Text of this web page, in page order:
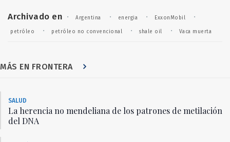
Archivado en · Argentina · energia · ExxonMobil ·
petróleo · petróleo no convencional · shale oil · Vaca muerta
MÁS EN FRONTERA
SALUD
La herencia no mendeliana de los patrones de metilación
del DNA